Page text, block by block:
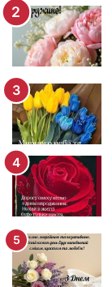
с
Д
н
м
р
о
ж
д
е
н
и
я
м
у
ж
ч